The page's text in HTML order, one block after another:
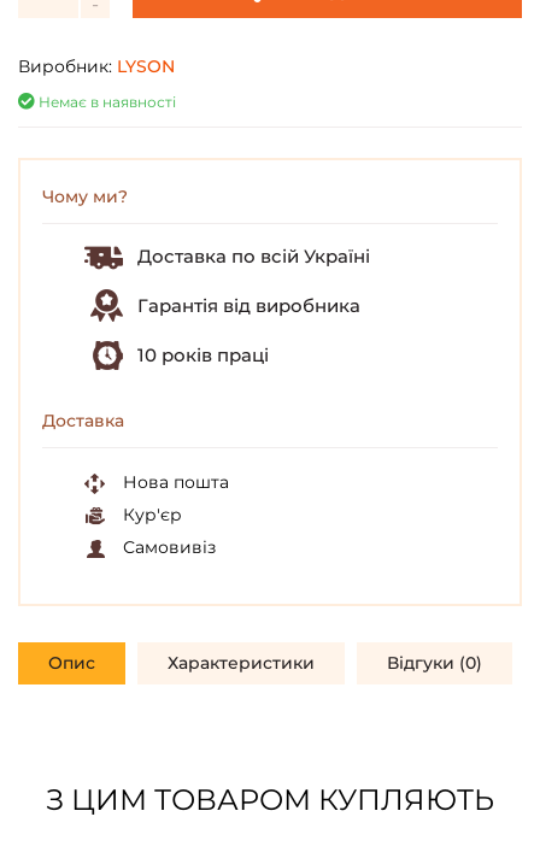
Виробник: LYSON
Немає в наявності
Чому ми?
Доставка по всій Україні
Гарантія від виробника
10 років праці
Доставка
Нова пошта
Кур'єр
Самовивіз
Опис Характеристики Відгуки (0)
З ЦИМ ТОВАРОМ КУПЛЯЮТЬ